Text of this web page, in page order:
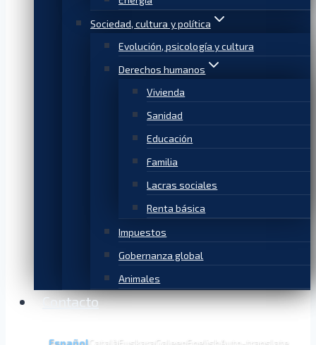
Sociedad, cultura y política
Evolución, psicología y cultura
Derechos humanos
Vivienda
Sanidad
Educación
Familia
Lacras sociales
Renta básica
Impuestos
Gobernanza global
Animales
Contacto
Español Català Euskara Galego English Auto-translate